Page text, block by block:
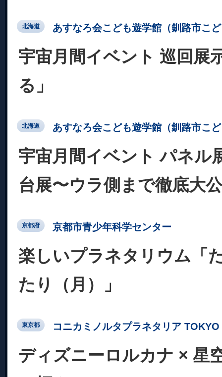
北海道 あすなろ会こども遊学館（釧路市こ
宇宙月間イベント 巡回展
る」
北海道 あすなろ会こども遊学館（釧路市こ
宇宙月間イベント パネル
台展〜ウラ側まで徹底大
京都府 京都市青少年科学センター
楽しいプラネタリウム「
たり（月）」
東京都 コニカミノルタプラネタリア TOKYO
ディズニーロルカナ × 星